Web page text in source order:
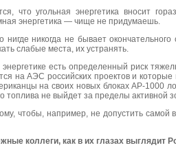
что угольная энергетика вносит
энергетика — чище не придумаешь.
нигде никогда не бывает
слабые места, их устранять.
есть определенный риск
на АЭС российских проектов и
на своих новых блоках АР-1000
топлива не выйдет за пределы активной
чтобы, например, не допустить самой
коллеги, как в их глазах выглядит